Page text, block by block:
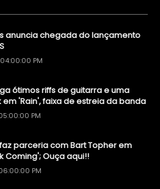
anuncia chegada do lançamento
PM
ótimos riffs de guitarra e uma
'Rain', faixa de estreia da banda
PM
parceria com Bart Topher em
Coming'; Ouça aqui!!
PM